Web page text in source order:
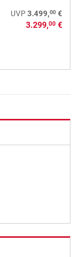
UVP 3.499,00€
3.299,00€